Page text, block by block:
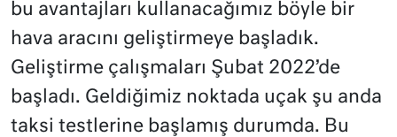
bu avantajları kullanacağımız böyle bir
hava aracını geliştirmeye başladık.
Geliştirme çalışmaları Şubat 2022’de
başladı. Geldiğimiz noktada uçak şu anda
taksi testlerine başlamış durumda. Bu